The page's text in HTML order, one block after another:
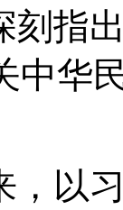
刻指
中华
，以